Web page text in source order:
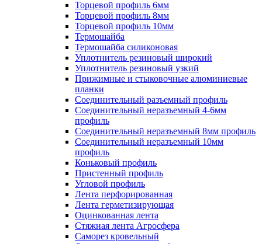
Торцевой профиль 6мм
Торцевой профиль 8мм
Торцевой профиль 10мм
Термошайба
Термошайба силиконовая
Уплотнитель резиновый широкий
Уплотнитель резиновый узкий
Прижимные и стыковочные алюминиевые
планки
Соединительный разъемный профиль
Соединительный неразъемный 4-6мм
профиль
Соединительный неразъемный 8мм профиль
Соединительный неразъемный 10мм
профиль
Коньковый профиль
Пристенный профиль
Угловой профиль
Лента перфорированная
Лента герметизирующая
Оцинкованная лента
Стяжная лента Агросфера
Саморез кровельный